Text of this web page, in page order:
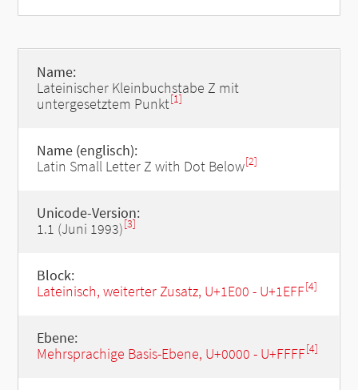
Name:
Lateinischer Kleinbuchstabe Z mit
untergesetztem Punkt[1]
Name (englisch):
Latin Small Letter Z with Dot Below[2]
Unicode-Version:
1.1 (Juni 1993)[3]
Block:
Lateinisch, weiterter Zusatz, U+1E00 - U+1EFF[4]
Ebene:
Mehrsprachige Basis-Ebene, U+0000 - U+FFFF[4]